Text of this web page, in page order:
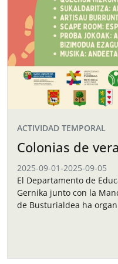
ACTIVIDAD TEMPORAL
Colonias de
2025-09-01-2025-09-05
El Departamento de
Gernika junto con la
de Busturialdea ha